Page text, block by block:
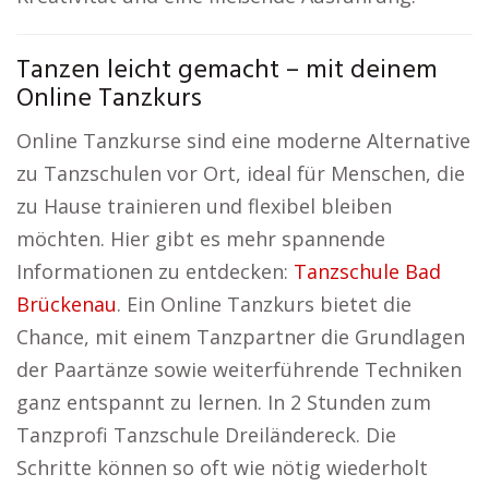
Tanzen leicht gemacht – mit deinem
Online Tanzkurs
Online Tanzkurse sind eine moderne Alternative
zu Tanzschulen vor Ort, ideal für Menschen, die
zu Hause trainieren und flexibel bleiben
möchten. Hier gibt es mehr spannende
Informationen zu entdecken: Tanzschule Bad
Brückenau. Ein Online Tanzkurs bietet die
Chance, mit einem Tanzpartner die Grundlagen
der Paartänze sowie weiterführende Techniken
ganz entspannt zu lernen. In 2 Stunden zum
Tanzprofi Tanzschule Dreiländereck. Die
Schritte können so oft wie nötig wiederholt